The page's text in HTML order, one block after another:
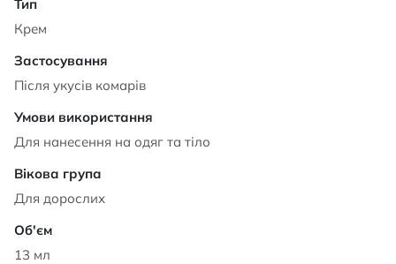
Крем
Після укусів комарів
Для нанесення на одяг та тіло
Для дорослих
13 мл